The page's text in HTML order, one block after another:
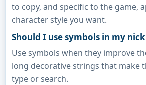
to copy, and specific to the game,
character style you want.
Should I use symbols in my
Use symbols when they improve
long decorative strings that make
type or search.